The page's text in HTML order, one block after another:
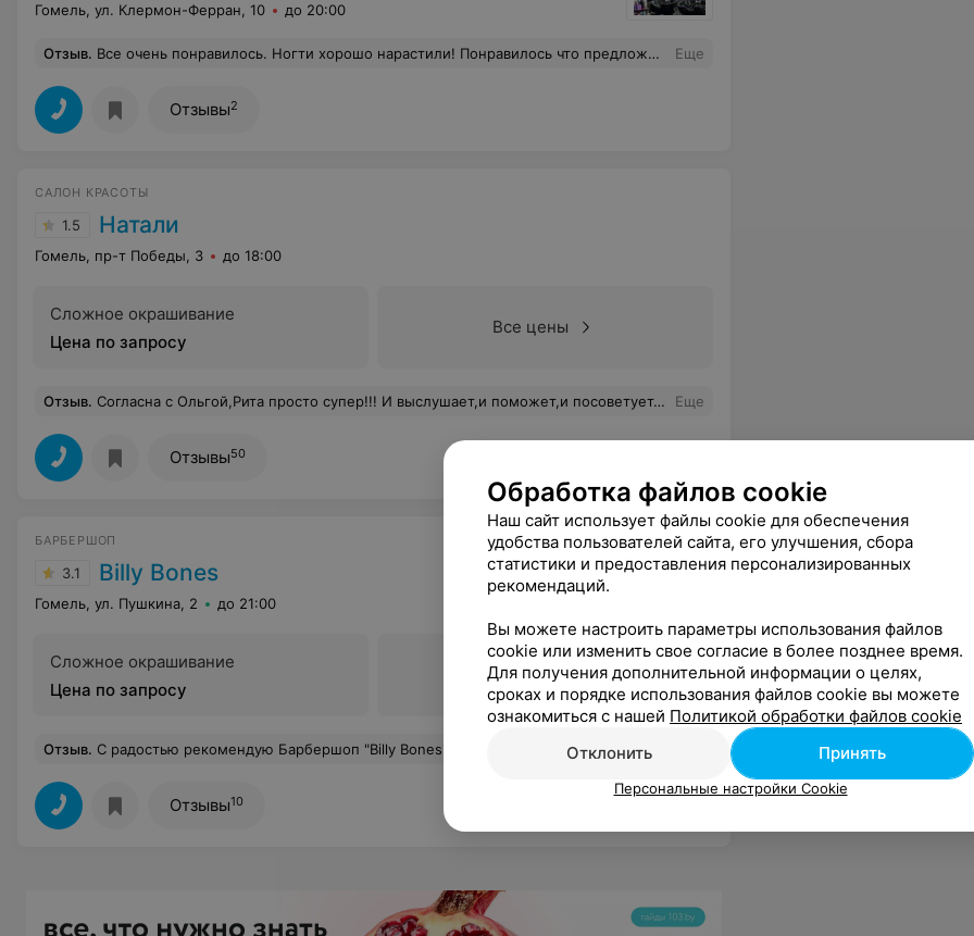
Гомель, ул. Клермон-Ферран, 10 до 20:00
Отзыв. Все очень понравилось. Ногти хорошо нарастили! Понравилось что предложили чай. Еще
Отзывы2
САЛОН КРАСОТЫ
1.5 Натали
Гомель, пр-т Победы, 3 до 18:00
Сложное окрашивание
Цена по запросу
Все цены
Отзыв. Согласна с Ольгой,Рита просто супер!!! И выслушает,и поможет,и посоветует.Стригусь с лета,попала к ней случайно и очень довольна ее работой)))) Еще
Отзывы50
БАРБЕРШОП
3.1 Billy Bones
Гомель, ул. Пушкина, 2 до 21:00
Сложное окрашивание
Цена по запросу
Все цены
Отзыв. С радостью рекомендую Барбершоп "Billy Bones". Был очень доволен, услугами мастера Юлии, очень общительная и весёлая девочка, подсказала как будет лучше и полностью справилась со своей работой, до этого никто из мастеров любого другого салона не мог сделать так, чтоб я был полностью доволен. Благодаря этой девушке, я нашёл свой собственный стиль в прическе, даже родственники и друзья не поверили своим глазам. Сказали, что сами придут в это заведение и я конечно же тоже. Спасибо вам, что вы есть!)
Отзывы10
Обработка файлов cookie
Наш сайт использует файлы cookie для обеспечения
удобства пользователей сайта, его улучшения, сбора
статистики и предоставления персонализированных
рекомендаций.
Вы можете настроить параметры использования файлов
cookie или изменить свое согласие в более позднее время.
Для получения дополнительной информации о целях,
сроках и порядке использования файлов cookie вы можете
ознакомиться с нашей Политикой обработки файлов cookie
Отклонить
Принять
Персональные настройки Cookie